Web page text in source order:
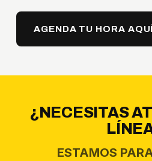
AGENDA TU HORA AQUÍ
¿NECESITAS
ESTAMOS